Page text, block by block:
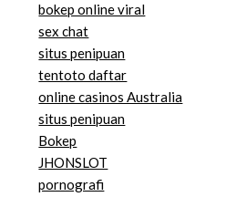
bokep online viral
sex chat
situs penipuan
tentoto daftar
online casinos Australia
situs penipuan
Bokep
JHONSLOT
pornografi